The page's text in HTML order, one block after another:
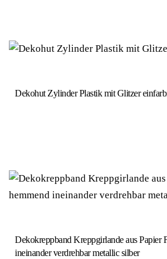
Dekohut Zylinder Plastik mit Glitzer
Dekokreppband Kreppgirlande aus Papier
ineinander verdrehbar metallic silber